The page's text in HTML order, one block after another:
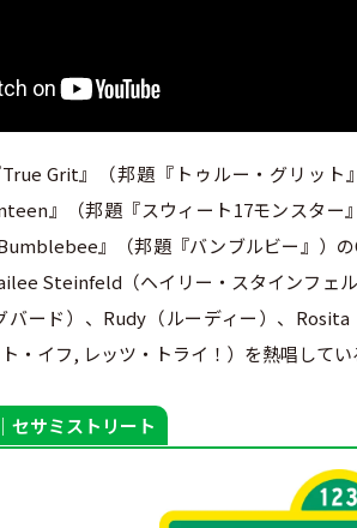
Grit』（邦題『トゥルー・グリッ
』（邦題『スウィート17モンスタ
』（邦題『バンブルビー』）
Steinfeld（ヘイリー・スタインフェ
バード）、Rudy（ルーディー）、
・イフ, レッツ・トライ！）を熱唱してい
セサミストリート